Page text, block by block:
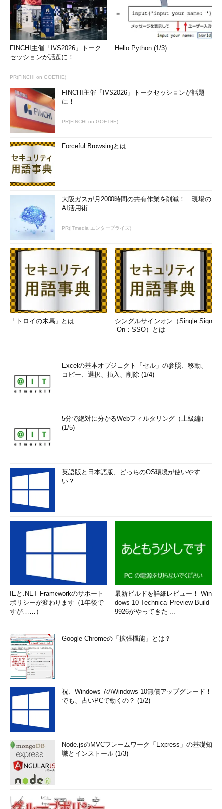
FINCHI主催「IVS2026」トーク
セッションが話題に！
PR(FINCHI on GOETHE)
Hello Python (1/3)
FINCHI主催「IVS2026」トークセッションが話題
に！
PR(FINCHI on GOETHE)
Forceful Browsingとは
大阪ガスが月2000時間の共有作業を削減！ 現場の
AI活用術
PR(ITmedia エンタープライズ)
「トロイの木馬」とは
シングルサインオン（Single Sign
-On：SSO）とは
Excelの基本オブジェクト「セル」の参照、移動、
コピー、選択、挿入、削除 (1/4)
5分で絶対に分かるWebフィルタリング（上級編）
(1/5)
英語版と日本語版、どっちのOS環境が使いやす
い？
IEと.NET Frameworkのサポート
ポリシーが変わります（1年後で
すが……）
最新ビルドを詳細レビュー！ Win
dows 10 Technical Preview Build
9926がやってきた ...
Google Chromeの「拡張機能」とは？
祝、Windows 7のWindows 10無償アップグレード！
でも、古いPCで動くの？ (1/2)
Node.jsのMVCフレームワーク「Express」の基礎知
識とインストール (1/3)